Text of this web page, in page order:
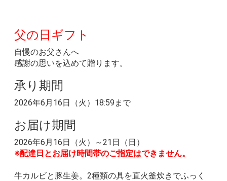
父の日ギフト
自慢のお父さんへ
感謝の思いを込めて贈ります。
承り期間
2026年6月16日（火）18:59まで
お届け期間
2026年6月16日（火）～21日（日）
※配達日とお届け時間帯のご指定はできません。
牛カルビと豚生姜。2種類の具を直火釜炊きでふっく